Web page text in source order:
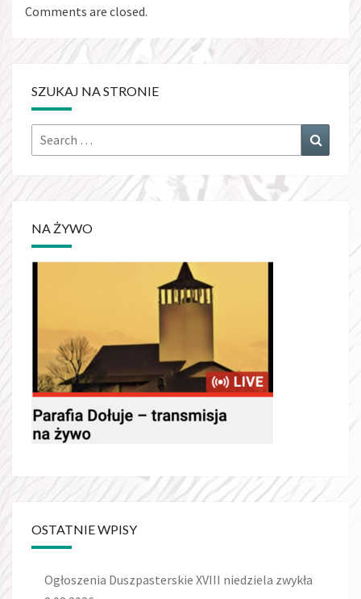
Comments are closed.
SZUKAJ NA STRONIE
Search
for:
NA ŻYWO
OSTATNIE WPISY
Ogłoszenia Duszpasterskie XVIII niedziela zwykła